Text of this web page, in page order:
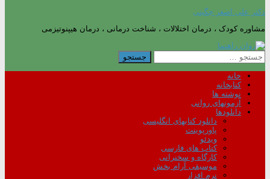
دکتر علی اصغر چگینی
مشاوره کودک ، درمان اختلالات ، شناخت درمانی ، درمان هیپنوتیزمی
جستجو
برای:
خانه
کتابخانه
نوشته ها
آزمونهای روانی
دانلودها
دانلود کتابهای انگلیسی
پاورپوینت
ویدئو
کتاب های فارسی
کارگاه و سخنرانی
موسیقی آرام بخش
نرم افزار